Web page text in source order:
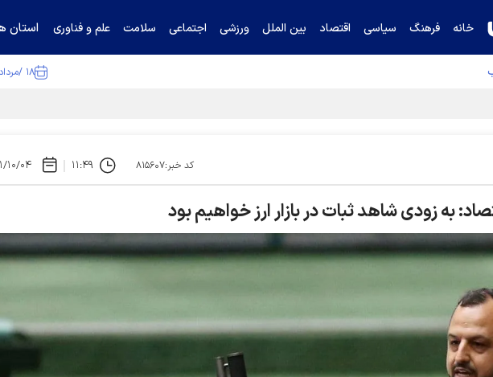
خانه فرهنگ سیاسی اقتصاد بین الملل ورزشی اجتماعی سلامت علم و فناوری استان
۱۸ /مرداد /۱۴۰۵
ادعای خرازی درباره پزشکیان را تکذیب کرد
کد خبر:۸۱۵۶۰۷ ۱۱:۴۹ ۱۴۰۱/
به زودی شاهد ثبات در بازار ارز خواهیم بود